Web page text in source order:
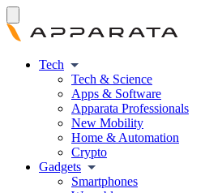
Tech
Tech & Science
Apps & Software
Apparata Professionals
New Mobility
Home & Automation
Crypto
Gadgets
Smartphones